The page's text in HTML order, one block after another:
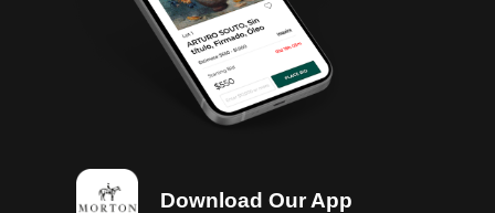
Download Our App